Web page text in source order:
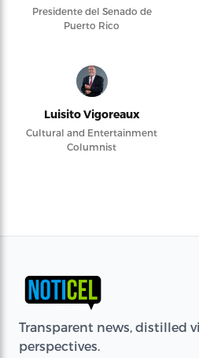
Presidente del Senado de
Puerto Rico
Luisito Vigoreaux
Cultural and Entertainment
Columnist
Transparent news, distilled
perspectives.